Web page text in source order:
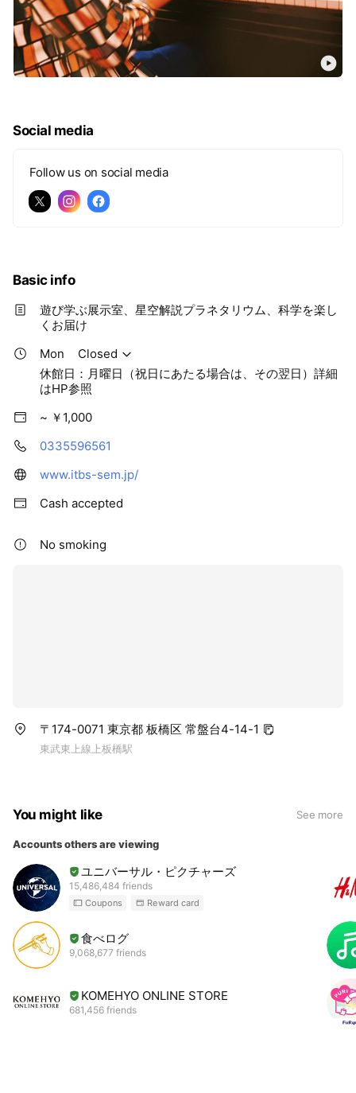
Social media
Follow us on social media
Basic info
遊び学ぶ展示室、星空解説プラネタリウム、科学を楽し
くお届け
Mon
Closed
休館日：月曜日（祝日にあたる場合は、その翌日）詳細
はHP参照
~ ￥1,000
0335596561
www.itbs-sem.jp/
Cash accepted
No smoking
〒174-0071 東京都 板橋区 常盤台4-14-1
東武東上線上板橋駅
You might like See more
Accounts others are viewing
ユニバーサル・ピクチャーズ
15,486,484 friends
Coupons Reward card
食べログ
9,068,677 friends
KOMEHYO ONLINE STORE
681,456 friends